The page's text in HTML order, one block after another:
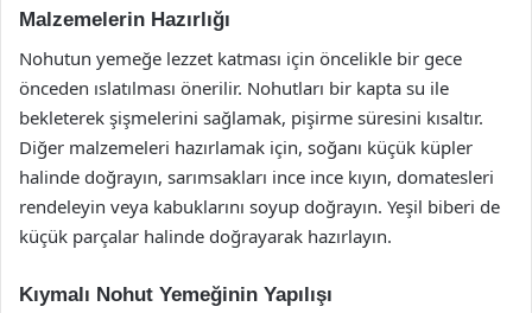
Malzemelerin Hazırlığı
Nohutun yemeğe lezzet katması için öncelikle bir gece
önceden ıslatılması önerilir. Nohutları bir kapta su ile
bekleterek şişmelerini sağlamak, pişirme süresini kısaltır.
Diğer malzemeleri hazırlamak için, soğanı küçük küpler
halinde doğrayın, sarımsakları ince ince kıyın, domatesleri
rendeleyin veya kabuklarını soyup doğrayın. Yeşil biberi de
küçük parçalar halinde doğrayarak hazırlayın.
Kıymalı Nohut Yemeğinin Yapılışı